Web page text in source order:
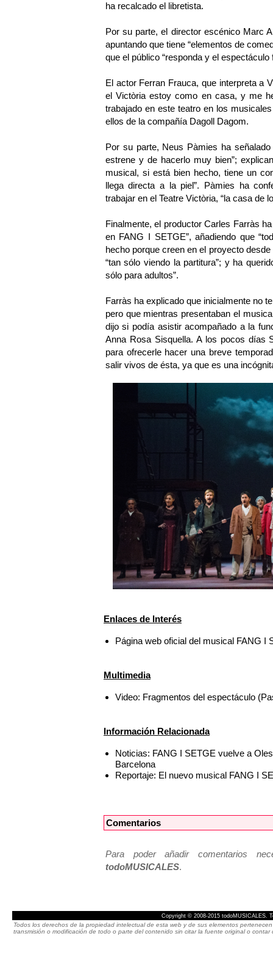
ha recalcado el libretista.
Por su parte, el director escénico Marc
apuntando que tiene “elementos de
que el público “responda y el espectáculo
El actor Ferran Frauca, que interpreta a
el Victòria estoy como en casa, y me
trabajado en este teatro en los
ellos de la compañía Dagoll Dagom.
Por su parte, Neus Pàmies ha
estrene y de hacerlo muy bien”;
musical, si está bien hecho, tiene un
llega directa a la piel”. Pàmies ha
trabajar en el Teatre Victòria, “la casa de
Finalmente, el productor Carles Farràs
en FANG I SETGE”, añadiendo que
hecho porque creen en el proyecto
“tan sólo viendo la partitura”; y ha
sólo para adultos”.
Farràs ha explicado que inicialmente no
pero que mientras presentaban el
dijo si podía asistir acompañado a la
Anna Rosa Sisquella. A los pocos días
para ofrecerle hacer una breve
salir vivos de ésta, ya que es una
Enlaces de Interés
Página web oficial del musical FANG I
Multimedia
Video: Fragmentos del espectáculo
Información Relacionada
Noticias: FANG I SETGE vuelve a
Barcelona
Reportaje: El nuevo musical FANG I
Comentarios
Para poder añadir comentarios
todoMUSICALES.
Copyright © 2008-2015 todoMUSICALES.
Todos los derechos de la propiedad intelectual de esta web y de sus elementos
transmisión o modificación de todo o parte del contenido sin citar la fuente original o